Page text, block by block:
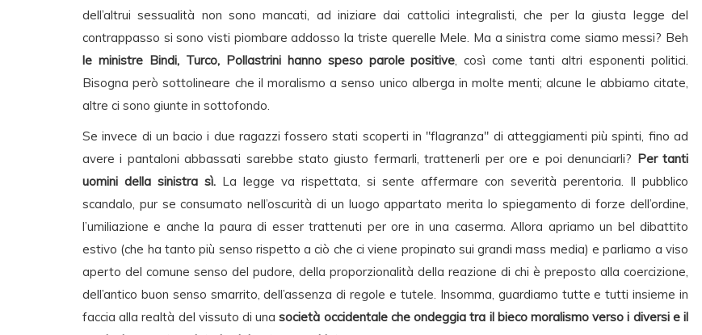
dell’altrui sessualità non sono mancati, ad iniziare dai cattolici integralisti, che per la giusta legge del
contrappasso si sono visti piombare addosso la triste querelle Mele. Ma a sinistra come siamo messi? Beh
le ministre Bindi, Turco, Pollastrini hanno speso parole positive, così come tanti altri esponenti politici.
Bisogna però sottolineare che il moralismo a senso unico alberga in molte menti; alcune le abbiamo citate,
altre ci sono giunte in sottofondo.
Se invece di un bacio i due ragazzi fossero stati scoperti in "flagranza" di atteggiamenti più spinti, fino ad
avere i pantaloni abbassati sarebbe stato giusto fermarli, trattenerli per ore e poi denunciarli? Per tanti
uomini della sinistra sì. La legge va rispettata, si sente affermare con severità perentoria. Il pubblico
scandalo, pur se consumato nell’oscurità di un luogo appartato merita lo spiegamento di forze dell’ordine,
l’umiliazione e anche la paura di esser trattenuti per ore in una caserma. Allora apriamo un bel dibattito
estivo (che ha tanto più senso rispetto a ciò che ci viene propinato sui grandi mass media) e parliamo a viso
aperto del comune senso del pudore, della proporzionalità della reazione di chi è preposto alla coercizione,
dell’antico buon senso smarrito, dell’assenza di regole e tutele. Insomma, guardiamo tutte e tutti insieme in
faccia alla realtà del vissuto di unasocietà occidentale che ondeggia tra il bieco moralismo verso i diversi e il